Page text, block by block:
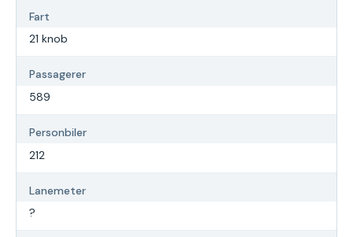
Fart
21 knob
Passagerer
589
Personbiler
212
Lanemeter
?